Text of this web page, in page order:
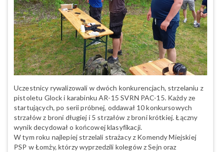
Uczestnicy rywalizowali w dwóch konkurencjach, strzelaniu z
pistoletu Glock i karabinku AR-15 SVRN PAC-15. Każdy ze
startujących, po serii próbnej, oddawał 10 konkursowych
strzałów z broni długiej i 5 strzałów z broni krótkiej. Łączny
wynik decydował o końcowej klasyfikacji.
W tym roku najlepiej strzelali strażacy z Komendy Miejskiej
PSP w Łomży, którzy wyprzedzili kolegów z Sejn oraz